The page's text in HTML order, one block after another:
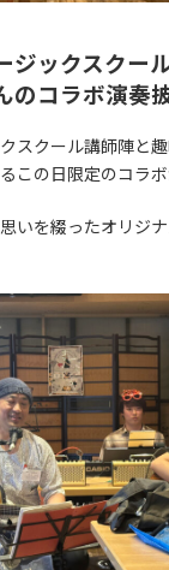
ジックスクー
のコラボ演奏
スクール講師陣と
この日限定のコラボ
いを綴ったオリジ